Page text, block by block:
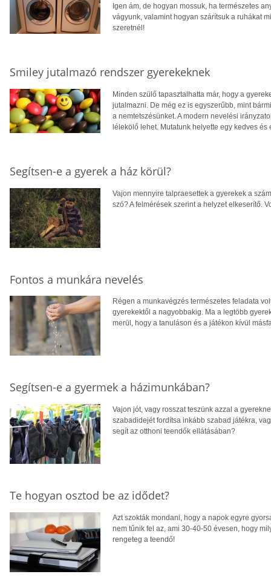
Igen ám, de hogyan mossuk, ha természetes
vágyunk, valamint hogyan szárítsuk a ruhákat
szeretnél!
Smiley jutalmazó rendszer gyerekeknek
Minden szülő tapasztalhatta már, hogy a
jutalmazni. De még ez is egyszerűbb, mint
a nemtetszésünket. A modern nevelési
lélekölő lehet. Mutatunk helyette egy kedves és
Segítsen-e a gyerek a ház körül?
Vajon mennyire talpraesettek a gyerekek a
szó? A felmérések szerint a helyzet elkeserítő.
Fontos a munkára nevelés
Régen a munkavégzés természetes feladata
gyerekektől a nagyobbakig. Ma a legtöbb
merül, hogy a tanuláson és a játékon kívül
Segítsen-e a gyermek a házimunkában?
Vajon jót, vagy rosszat teszünk azzal a
szabadidejét fordítsa inkább szabad játékra,
segít az otthoni teendők ellátásában?
Te hogyan osztod be az idődet?
Azt szokták mondani, hogy a napok egyre
nem tűnik fel az, ami 30-40-50 évesen, hogy
rengeteg a teendő!